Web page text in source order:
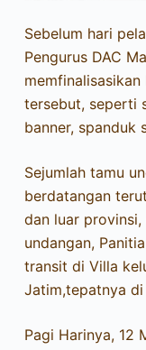
Sebelum hari
Pengurus DAC
tersebut, seperti
banner, spanduk
Sejumlah tamu
berdatangan
dan luar
undangan,
transit di Villa
Jatim,tepatnya di
Pagi Harinya, 12